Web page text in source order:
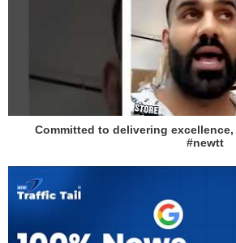
Committed to delivering
#newtt